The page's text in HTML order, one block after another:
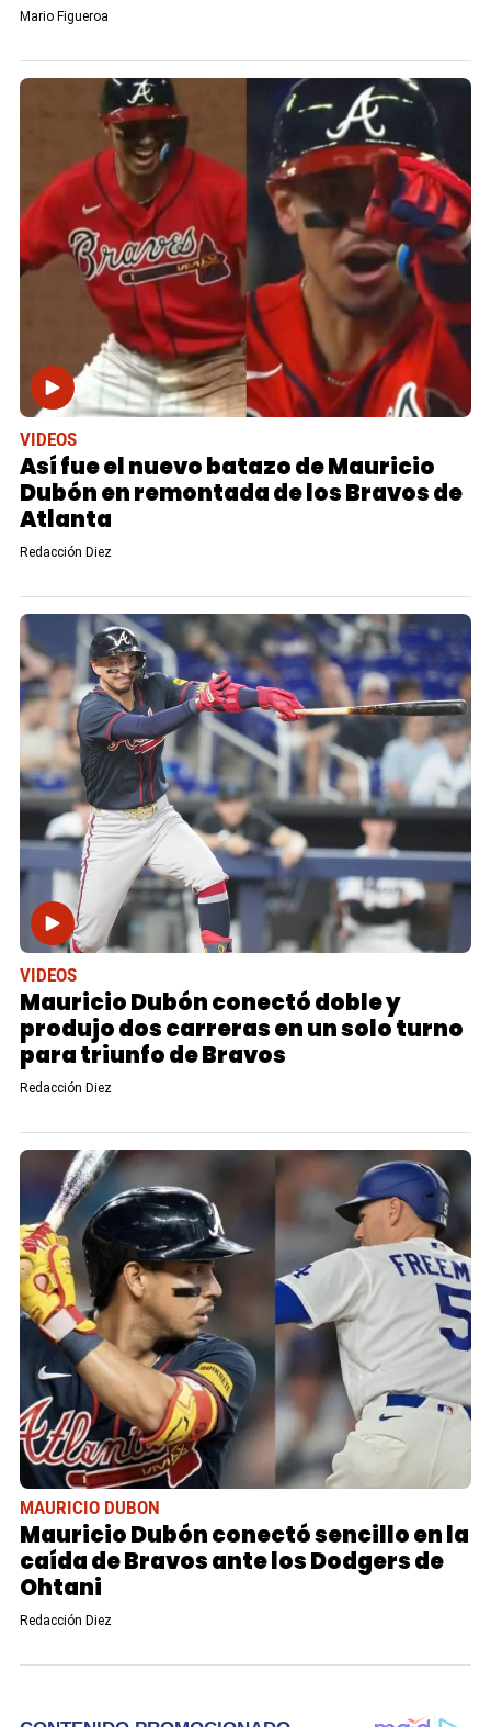
Mario Figueroa
VIDEOS
Así fue el nuevo batazo de Mauricio
Dubón en remontada de los Bravos de
Atlanta
Redacción Diez
VIDEOS
Mauricio Dubón conectó doble y
produjo dos carreras en un solo turno
para triunfo de Bravos
Redacción Diez
MAURICIO DUBON
Mauricio Dubón conectó sencillo en la
caída de Bravos ante los Dodgers de
Ohtani
Redacción Diez